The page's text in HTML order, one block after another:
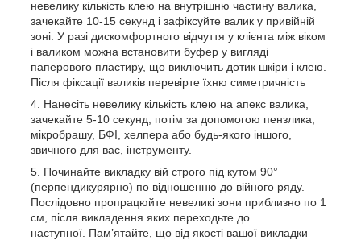
невелику кількість клею на внутрішню частину валика,
зачекайте 10-15 секунд і зафіксуйте валик у привійній
зоні. У разі дискомфортного відчуття у клієнта між віком
і валиком можна встановити буфер у вигляді
паперового пластиру, що виключить дотик шкіри і клею.
Після фіксації валиків перевірте їхню симетричність
Нанесіть невелику кількість клею на апекс валика,
зачекайте 5-10 секунд, потім за допомогою пензлика,
мікробрашу, БФІ, хелпера або будь-якого іншого,
звичного для вас, інструменту.
Починайте викладку вій строго під кутом 90°
(перпендикурярно) по відношенню до війного ряду.
Послідовно пропрацюйте невеликі зони приблизно по 1
см, після викладення яких переходьте до
наступної. Пам’ятайте, що від якості вашої викладки